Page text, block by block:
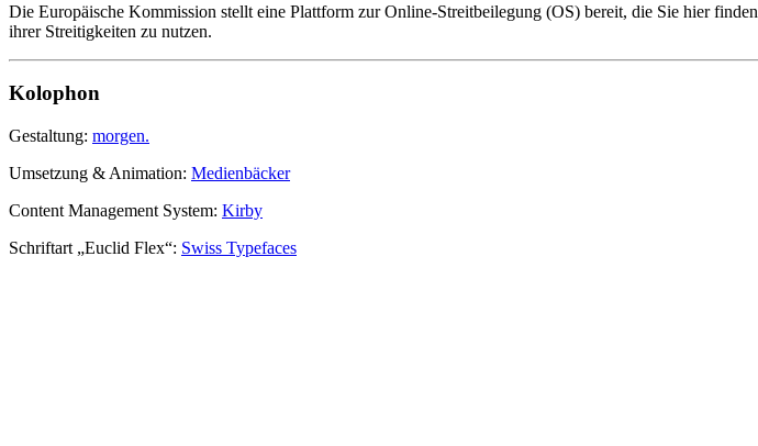
Die Europäische Kommission stellt eine Plattform zur Online-Streitbeilegung (OS) bereit, die Sie hier finden
ihrer Streitigkeiten zu nutzen.
Kolophon
Gestaltung: morgen.
Umsetzung & Animation: Medienbäcker
Content Management System: Kirby
Schriftart „Euclid Flex“: Swiss Typefaces